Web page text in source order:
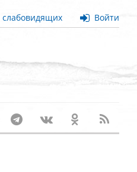
слабовидящих Войти